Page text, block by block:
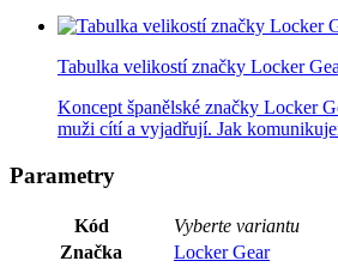
Tabulka velikostí značky Locker
Koncept španělské značky Locker
muži cítí a vyjadřují. Jak
Parametry
Kód
Vyberte variantu
Značka
Locker Gear